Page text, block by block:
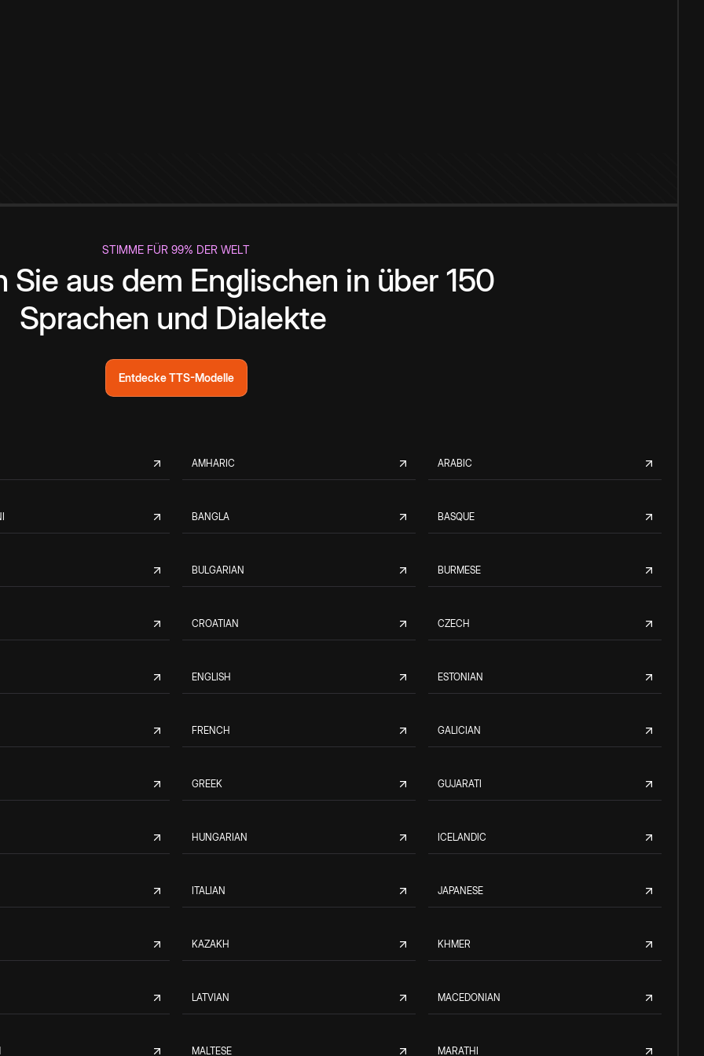
STIMME FÜR 99% DER WELT
Sie aus dem Englischen in über 150
Sprachen und Dialekte
Entdecke TTS-Modelle
AMHARIC ARABIC
BANGLA BASQUE
BULGARIAN BURMESE
CROATIAN CZECH
ENGLISH ESTONIAN
FRENCH GALICIAN
GREEK GUJARATI
HUNGARIAN ICELANDIC
ITALIAN JAPANESE
KAZAKH KHMER
LATVIAN MACEDONIAN
MALTESE MARATHI